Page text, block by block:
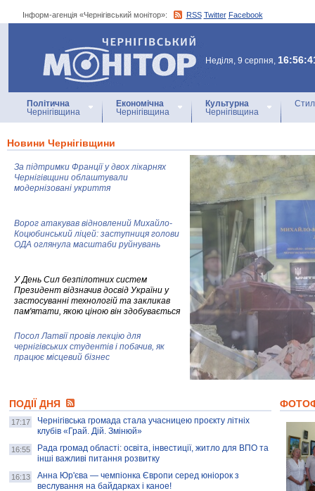
Інформ-агенція «Чернігівський монітор»: RSS Twitter Facebook
Інформ-агенція
«Чернігівський монітор»
Неділя, 9 серпня,
Політична
Чернігівщина
Економічна
Чернігівщина
Культурна
Чернігівщина
Новини Чернігівщини
За підтримки Франції у двох лікарнях
Чернігівщини облаштували
модернізовані укриття
Ворог атакував відновлений Михайло-
Коцюбинський ліцей: заступниця голови
ОДА оглянула масштаби руйнувань
У День Сил безпілотних систем
Президент відзначив досвід України у
застосуванні технологій та закликав
пам'ятати, якою ціною він здобувається
Посол Латвії провів лекцію для
чернігівських студентів і побачив, як
працює місцевий бізнес
колекцію про війну, емоції та тварин
AB InBev Efes Україна підтримала
навчальний проєкт "Молодіжна бізнес-
школа", спрямований на розвиток
підприємництва у Чернігівській області
ПОДІЇ ДНЯ
17:17
Чернігівська громада стала учасницею проєкту літніх
клубів «Грай. Дій. Змінюй»
16:55
Рада громад області: освіта, інвестиції, житло для ВПО та
інші важливі питання розвитку
16:13
Анна Юр'єва — чемпіонка Європи серед юніорок з
веслування на байдарках і каное!